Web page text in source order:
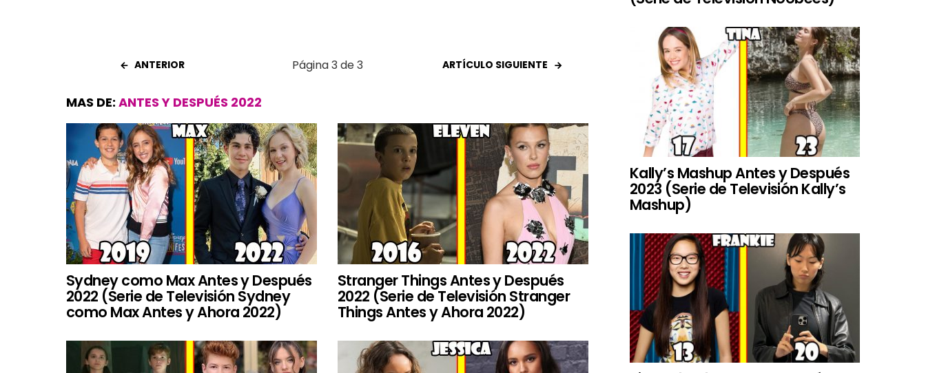
Página 3 de 3
ANTERIOR ARTÍCULO SIGUIENTE
MAS DE: ANTES Y DESPUÉS 2022
Sydney como Max Antes y Después
2022 (Serie de Televisión Sydney
como Max Antes y Ahora 2022)
Stranger Things Antes y Después
2022 (Serie de Televisión Stranger
Things Antes y Ahora 2022)
Kally’s Mashup Antes y Después
2023 (Serie de Televisión Kally’s
Mashup)